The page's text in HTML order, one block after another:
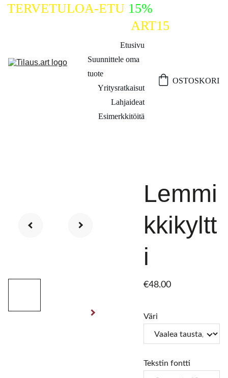
TERVETULOA-ETU 15%
ART15
Etusivu
Suunnittele oma
tuote
Yritysratkaisut
Lahjaideat
Esimerkkitöitä
OSTOSKORI
Lemmi
kkikyltt
i
€48.00
Väri
Tekstin fontti